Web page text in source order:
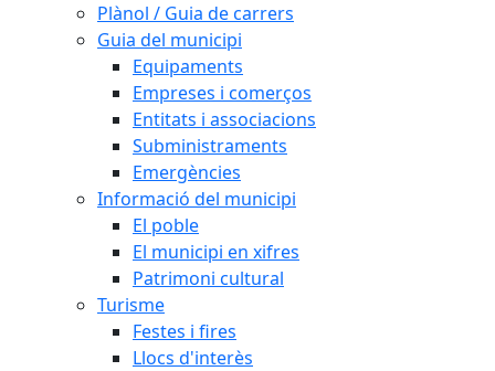
Plànol / Guia de carrers
Guia del municipi
Equipaments
Empreses i comerços
Entitats i associacions
Subministraments
Emergències
Informació del municipi
El poble
El municipi en xifres
Patrimoni cultural
Turisme
Festes i fires
Llocs d'interès